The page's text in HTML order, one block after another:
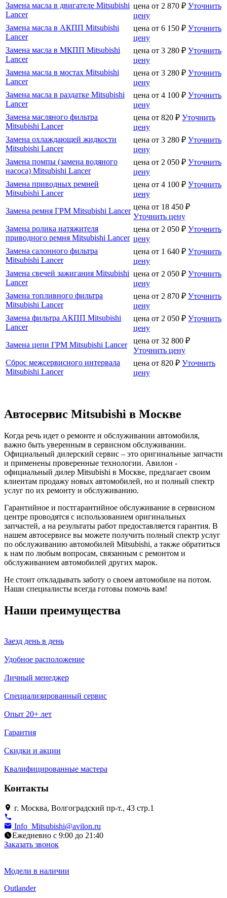
Замена масла в двигателе Mitsubishi
Lancer
цена от 2 870 ₽ Уточнить
цену
Замена масла в АКПП Mitsubishi
Lancer
цена от 6 150 ₽ Уточнить
цену
Замена масла в МКПП Mitsubishi
Lancer
цена от 3 280 ₽ Уточнить
цену
Замена масла в мостах Mitsubishi
Lancer
цена от 3 280 ₽ Уточнить
цену
Замена масла в раздатке Mitsubishi
Lancer
цена от 4 100 ₽ Уточнить
цену
Замена масляного фильтра
Mitsubishi Lancer
цена от 820 ₽ Уточнить
цену
Замена охлаждающей жидкости
Mitsubishi Lancer
цена от 3 280 ₽ Уточнить
цену
Замена помпы (замена водяного
насоса) Mitsubishi Lancer
цена от 2 050 ₽ Уточнить
цену
Замена приводных ремней
Mitsubishi Lancer
цена от 4 100 ₽ Уточнить
цену
Замена ремня ГРМ Mitsubishi Lancer цена от 18 450 ₽
Уточнить цену
Замена ролика натяжителя
приводного ремня Mitsubishi Lancer
цена от 2 050 ₽ Уточнить
цену
Замена салонного фильтра
Mitsubishi Lancer
цена от 1 640 ₽ Уточнить
цену
Замена свечей зажигания Mitsubishi
Lancer
цена от 2 050 ₽ Уточнить
цену
Замена топливного фильтра
Mitsubishi Lancer
цена от 2 870 ₽ Уточнить
цену
Замена фильтра АКПП Mitsubishi
Lancer
цена от 2 050 ₽ Уточнить
цену
Замена цепи ГРМ Mitsubishi Lancer
цена от 32 800 ₽
Уточнить цену
Сброс межсервисного интервала
Mitsubishi Lancer
цена от 820 ₽ Уточнить
цену
Автосервис Mitsubishi в Москве
Когда речь идет о ремонте и обслуживании автомобиля,
важно быть уверенным в сервисном обслуживании.
Официальный дилерский сервис – это оригинальные запчасти
и применены проверенные технологии. Авилон -
официальный дилер Mitsubishi в Москве, предлагает своим
клиентам продажу новых автомобилей, но и полный спектр
услуг по их ремонту и обслуживанию.
Гарантийное и постгарантийное обслуживание в сервисном
центре проводятся с использованием оригинальных
запчастей, а на результаты работ предоставляется гарантия. В
нашем автосервисе вы можете получить полный спектр услуг
по обслуживанию автомобилей Mitsubishi, а также обратиться
к нам по любым вопросам, связанным с ремонтом и
обслуживанием автомобилей других марок.
Не стоит откладывать заботу о своем автомобиле на потом.
Наши специалисты всегда готовы помочь вам!
Наши преимущества
Заезд день в день
Удобное расположение
Личный менеджер
Специализированный сервис
Опыт 20+ лет
Гарантия
Скидки и акции
Квалифицированные мастера
Контакты
г. Москва, Волгоградский пр-т., 43 стр.1
Info_Mitsubishi@avilon.ru
Ежедневно с 9:00 до 21:40
Заказать звонок
Модели в наличии
Outlander